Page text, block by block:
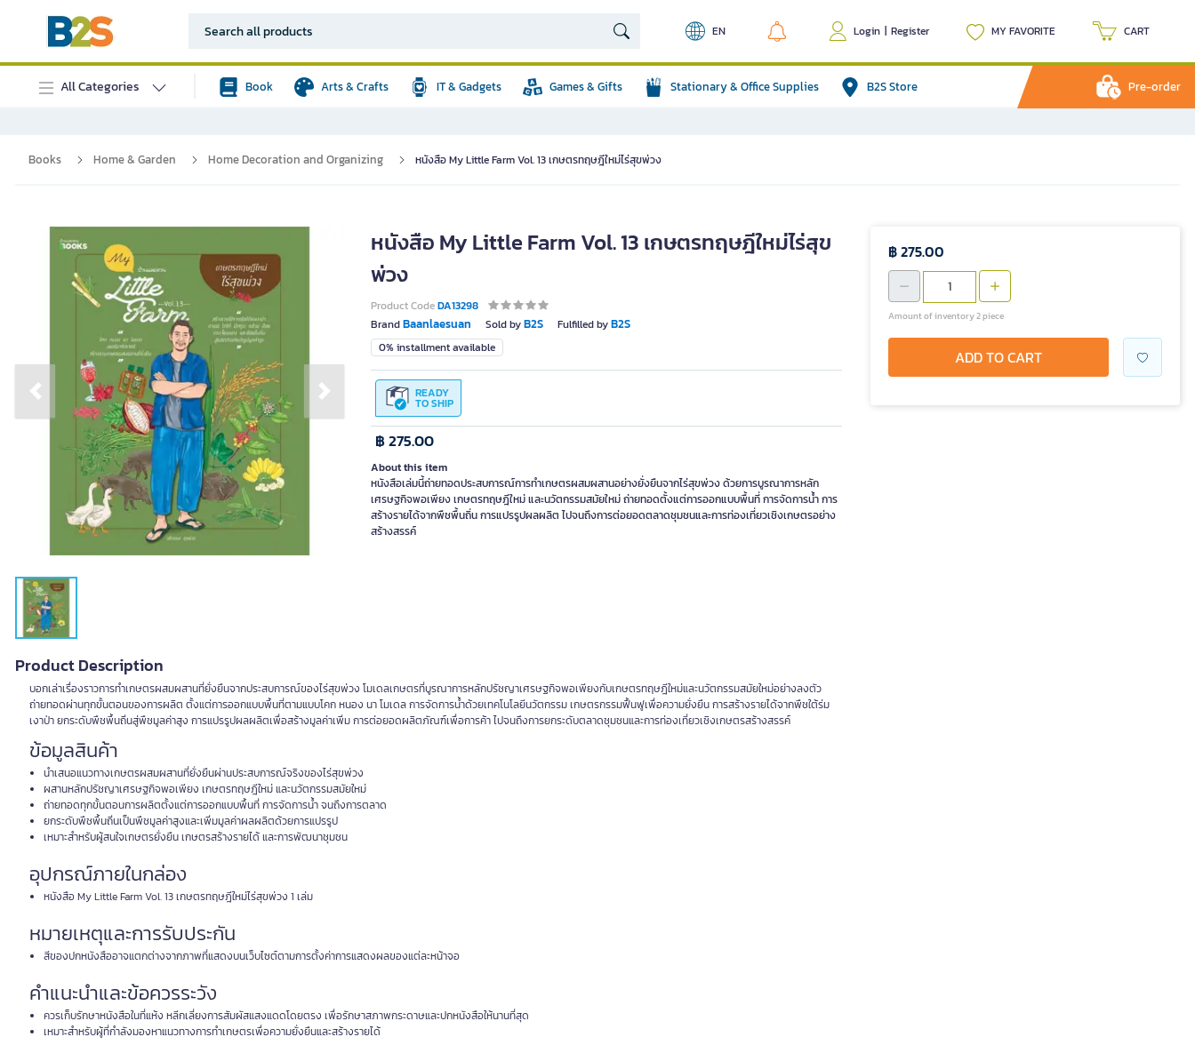
EN Login | Register MY FAVORITE CART
All Categories Book Arts & Crafts IT & Gadgets Games & Gifts Stationary & Office Supplies B2S Store Pre-order
Books Home & Garden Home Decoration and Organizing หนังสือ My Little Farm Vol. 13 เกษตรทฤษฎีใหม่ไร่สุขพ่วง
Previous slide Next slide
หนังสือ My Little Farm Vol. 13 เกษตรทฤษฎีใหม่ไร่สุข
พ่วง
Product CodeDA13298
BrandBaanlaesuan Sold byB2S Fulfilled byB2S
0% installment available
READY
TO SHIP
฿ 275.00
About this item
หนังสือเล่มนี้ถ่ายทอดประสบการณ์การทำเกษตรผสมผสานอย่างยั่งยืนจากไร่สุขพ่วง ด้วยการบูรณาการหลัก
เศรษฐกิจพอเพียง เกษตรทฤษฎีใหม่ และนวัตกรรมสมัยใหม่ ถ่ายทอดตั้งแต่การออกแบบพื้นที่ การจัดการน้ำ การ
สร้างรายได้จากพืชพื้นถิ่น การแปรรูปผลผลิต ไปจนถึงการต่อยอดตลาดชุมชนและการท่องเที่ยวเชิงเกษตรอย่าง
สร้างสรรค์
Product Description
บอกเล่าเรื่องราวการทำเกษตรผสมผสานที่ยั่งยืนจากประสบการณ์ของไร่สุขพ่วง โมเดลเกษตรที่บูรณาการหลักปรัชญาเศรษฐกิจพอเพียงกับเกษตรทฤษฎีใหม่และนวัตกรรมสมัยใหม่อย่างลงตัว
ถ่ายทอดผ่านทุกขั้นตอนของการผลิต ตั้งแต่การออกแบบพื้นที่ตามแบบโคก หนอง นา โมเดล การจัดการน้ำด้วยเทคโนโลยีนวัตกรรม เกษตรกรรมฟื้นฟูเพื่อความยั่งยืน การสร้างรายได้จากพืชใต้ร่ม
เงาป่า ยกระดับพืชพื้นถิ่นสู่พืชมูลค่าสูง การแปรรูปผลผลิตเพื่อสร้างมูลค่าเพิ่ม การต่อยอดผลิตภัณฑ์เพื่อการค้า ไปจนถึงการยกระดับตลาดชุมชนและการท่องเที่ยวเชิงเกษตรสร้างสรรค์
ข้อมูลสินค้า
นำเสนอแนวทางเกษตรผสมผสานที่ยั่งยืนผ่านประสบการณ์จริงของไร่สุขพ่วง
ผสานหลักปรัชญาเศรษฐกิจพอเพียง เกษตรทฤษฎีใหม่ และนวัตกรรมสมัยใหม่
ถ่ายทอดทุกขั้นตอนการผลิตตั้งแต่การออกแบบพื้นที่ การจัดการน้ำ จนถึงการตลาด
ยกระดับพืชพื้นถิ่นเป็นพืชมูลค่าสูงและเพิ่มมูลค่าผลผลิตด้วยการแปรรูป
เหมาะสำหรับผู้สนใจเกษตรยั่งยืน เกษตรสร้างรายได้ และการพัฒนาชุมชน
อุปกรณ์ภายในกล่อง
หนังสือ My Little Farm Vol. 13 เกษตรทฤษฎีใหม่ไร่สุขพ่วง 1 เล่ม
หมายเหตุและการรับประกัน
สีของปกหนังสืออาจแตกต่างจากภาพที่แสดงบนเว็บไซต์ตามการตั้งค่าการแสดงผลของแต่ละหน้าจอ
คำแนะนำและข้อควรระวัง
ควรเก็บรักษาหนังสือในที่แห้ง หลีกเลี่ยงการสัมผัสแสงแดดโดยตรง เพื่อรักษาสภาพกระดาษและปกหนังสือให้นานที่สุด
เหมาะสำหรับผู้ที่กำลังมองหาแนวทางการทำเกษตรเพื่อความยั่งยืนและสร้างรายได้
฿ 275.00
Amount of inventory 2 piece
ADD TO CART